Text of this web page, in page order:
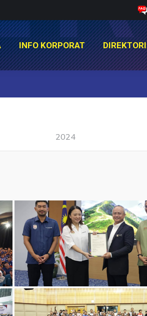
INFO KORPORAT DIREKTORI
2024
INFO KORPORAT DIREKTORI